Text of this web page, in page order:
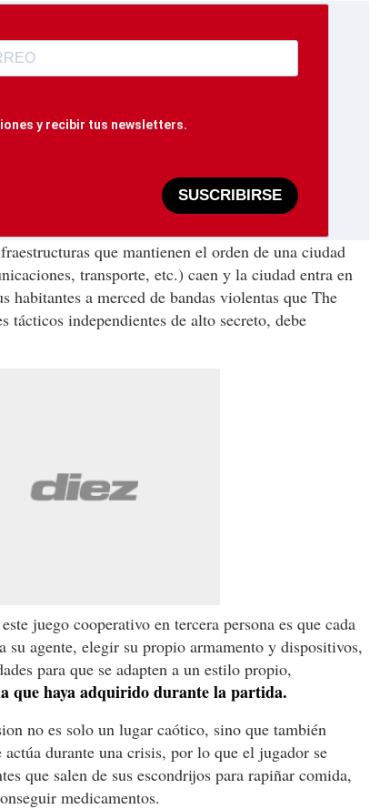
y recibir tus newsletters.
SUSCRIBIRSE
que mantienen el orden de una ciudad
transporte, etc.) caen y la ciudad entra en
habitantes a merced de bandas violentas que The
tácticos independientes de alto secreto, debe
juego cooperativo en tercera persona es que cada
su agente, elegir su propio armamento y dispositivos,
para que se adapten a un estilo propio,
que haya adquirido durante la partida.
no es solo un lugar caótico, sino que también
durante una crisis, por lo que el jugador se
que salen de sus escondrijos para rapiñar comida,
medicamentos.